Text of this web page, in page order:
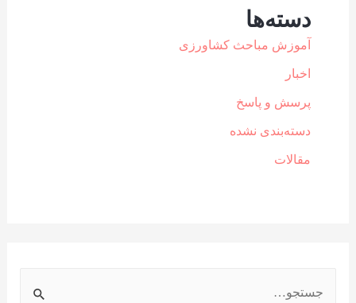
دسته‌ها
آموزش مباحث کشاورزی
اخبار
پرسش و پاسخ
دسته‌بندی نشده
مقالات